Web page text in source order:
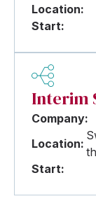
Location:
Start:
Interim
Company:
Location:
Start: